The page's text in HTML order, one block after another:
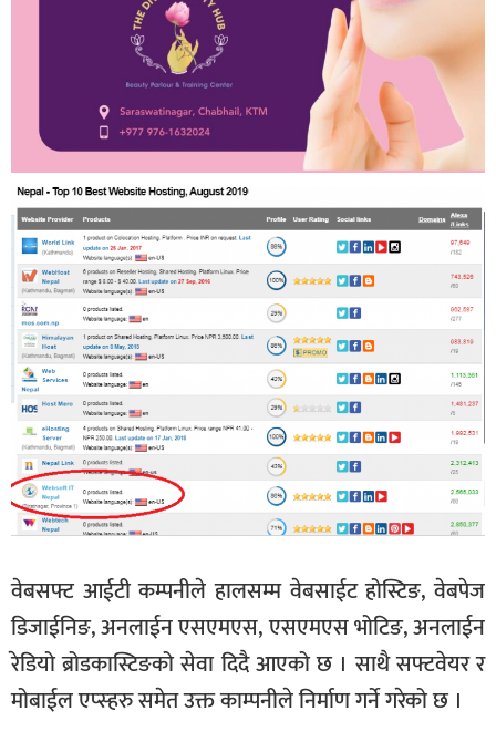
वेबसफ्ट आईटी कम्पनीले हालसम्म वेबसाईट होस्टिङ, वेबपेज
डिजाईनिङ, अनलाईन एसएमएस, एसएमएस भोटिङ, अनलाईन
रेडियो ब्रोडकास्टिङको सेवा दिदै आएको छ । साथै सफ्टवेयर र
मोबाईल एप्स्हरु समेत उक्त काम्पनीले निर्माण गर्ने गरेको छ ।